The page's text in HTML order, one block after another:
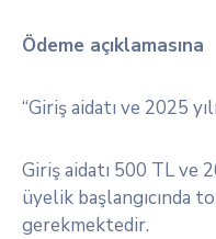
Ödeme açıklamasına
“Giriş aidatı ve 2025
Giriş aidatı 500 TL ve
üyelik başlangıcında
gerekmektedir.